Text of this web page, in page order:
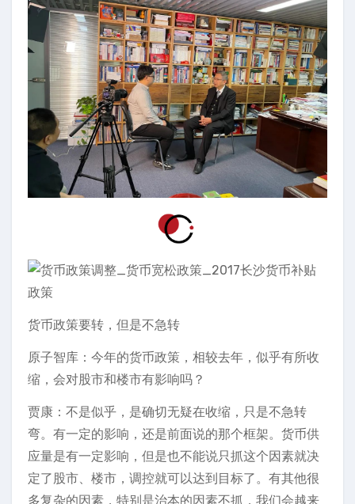
货币政策要转，但是不急转
原子智库：今年的货币政策，相较去年，似乎有所收
缩，会对股市和楼市有影响吗？
贾康：不是似乎，是确切无疑在收缩，只是不急转
弯。有一定的影响，还是前面说的那个框架。货币供
应量是有一定影响，但是也不能说只抓这个因素就决
定了股市、楼市，调控就可以达到目标了。有其他很
多复杂的因素，特别是治本的因素不抓，我们会越来